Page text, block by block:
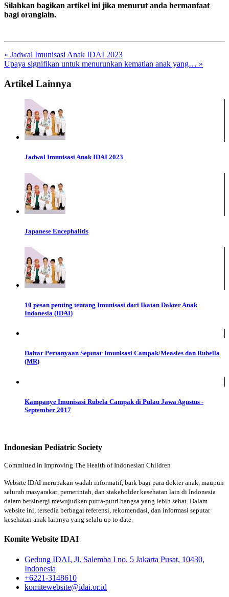
Silahkan bagikan artikel ini jika menurut anda bermanfaat
bagi oranglain.
« Jadwal Imunisasi Anak IDAI 2023
Upaya signifikan untuk menurunkan kematian anak yang… »
Artikel Lainnya
Jadwal Imunisasi Anak IDAI 2023
Japanese Encephalitis
10 pesan penting tentang Imunisasi dari Ikatan Dokter Anak
Indonesia (IDAI)
Daftar Pertanyaan Seputar Imunisasi Campak/Measles dan Rubella
(MR)
Kampanye Imunisasi Rubela Campak di Pulau Jawa Agustus -
September 2017
Indonesian Pediatric Society
Committed in Improving The Health of Indonesian Children
Website IDAI merupakan wadah informatif, baik bagi para dokter anak, maupun
seluruh masyarakat, pemerintah, dan stakeholder kesehatan lain di Indonesia
dalam bersinergi mewujudkan putra-putri bangsa yang lebih sehat. Dalam
website ini, tersedia berbagai referensi, rekomendasi, dan informasi seputar
kesehatan anak lainnya yang selalu up to date.
Komite Website IDAI
Gedung IDAI, Jl. Salemba I no. 5 Jakarta Pusat, 10430,
Indonesia
+6221-3148610
komitewebsite@idai.or.id